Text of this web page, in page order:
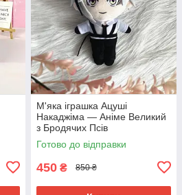
М'яка іграшка Ацуші
Накаджіма — Аніме Великий
з Бродячих Псів
Готово до відправки
450 ₴ 850 ₴